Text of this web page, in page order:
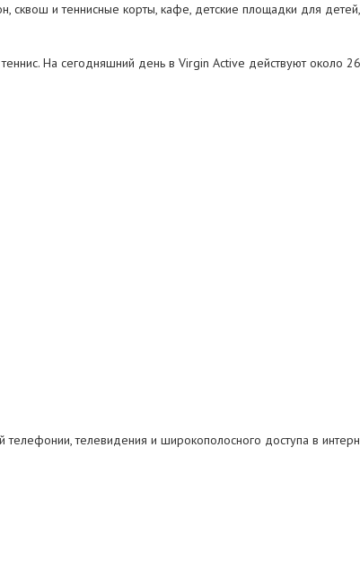
и теннисные корты, кафе, детские площадки для
На сегодняшний день в Virgin Active действуют около
телевидения и широкополосного доступа в